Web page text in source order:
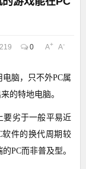
0 A+ A-
脑，只不外PC属
的特地电脑。
劣于一般平易近
软件的换代周期较
PC而非普及型。